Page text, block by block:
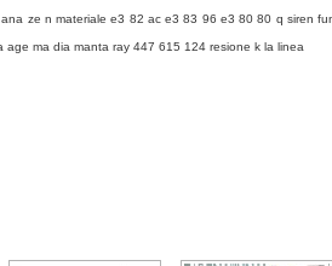
ze n materiale e3 82 ac e3 83 96 e3 80 80 q siren
age ma dia manta ray 447 615 124 resione k la linea